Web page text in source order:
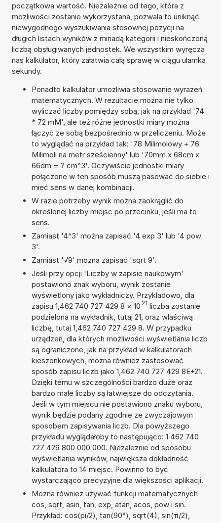
początkowa wartość. Niezależnie od tego, która z
możliwości zostanie wykorzystana, pozwala to uniknąć
niewygodnego wyszukiwania stosownej pozycji na
długich listach wyników z miriadą kategorii i nieskończoną
liczbą obsługiwanych jednostek. We wszystkim wyręcza
nas kalkulator, który załatwia całą sprawę w ciągu ułamka
sekundy.
Ponadto kalkulator umożliwia stosowanie wyrażeń
matematycznych. W rezultacie można nie tylko
wyliczać liczby pomiędzy sobą, jak na przykład '74
* 72 mM', ale też różne jednostki miary można
łączyć ze sobą bezpośrednio w przeliczeniu. Może
to wyglądać na przykład tak: '78 Milimolowy + 76
Milimoli na metr sześcienny' lub '70mm x 68cm x
66dm = ? cm^3'. Oczywiście jednostki miary
połączone w ten sposób muszą pasować do siebie i
mieć sens w danej kombinacji.
W razie potrzeby wynik można zaokrąglić do
określonej liczby miejsc po przecinku, jeśli ma to
sens.
Zamiast '4^3' można zapisać '4 exp 3' lub '4 pow
3'.
Zamiast '√9' można zapisać 'sqrt 9'.
Jeśli przy opcji 'Liczby w zapisie naukowym'
postawiono znak wyboru, wynik zostanie
wyświetlony jako wykładniczy. Przykładowo, dla
zapisu 1,462 740 727 429 8 × 10 21 liczba zostanie
podzielona na wykładnik, tutaj 21, oraz właściwą
liczbę, tutaj 1,462 740 727 429 8. W przypadku
urządzeń, dla których możliwości wyświetlania liczb
są ograniczone, jak na przykład w kalkulatorach
kieszonkowych, można również zastosować
sposób zapisu liczb jako 1,462 740 727 429 8E+21.
Dzięki temu w szczególności bardzo duże oraz
bardzo małe liczby są łatwiejsze do odczytania.
Jeśli w tym miejscu nie postawiono znaku wyboru,
wynik będzie podany zgodnie ze zwyczajowym
sposobem zapisywania liczb. Dla powyższego
przykładu wyglądałoby to następująco: 1 462 740
727 429 800 000 000. Niezależnie od sposobu
wyświetlania wyników, największa dokładność
kalkulatora to 14 miejsc. Powinno to być
wystarczająco precyzyjne dla większości aplikacji.
Można również używać funkcji matematycznych
cos, sqrt, asin, tan, exp, atan, acos, pow i sin.
Przykład: cos(pi/2), tan(90°), sqrt(4), sin(π/2),